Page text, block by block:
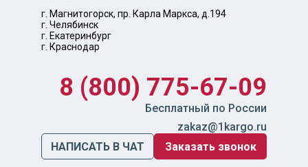
г. Магнитогорск, пр. Карла Маркса, д.194
г. Челябинск
г. Екатеринбург
г. Краснодар
8 (800) 775-67-09
Бесплатный по России
zakaz@1kargo.ru
НАПИСАТЬ В ЧАТ
Заказать звонок